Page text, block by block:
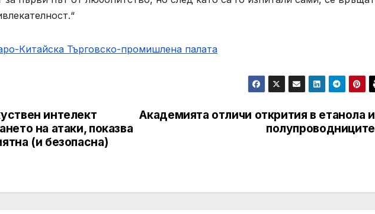
Китайска Търговско-промишлена палaта
Академията отличи открития в етанола и
полупроводниците
интелект
на атаки, показва
(и безопасна)